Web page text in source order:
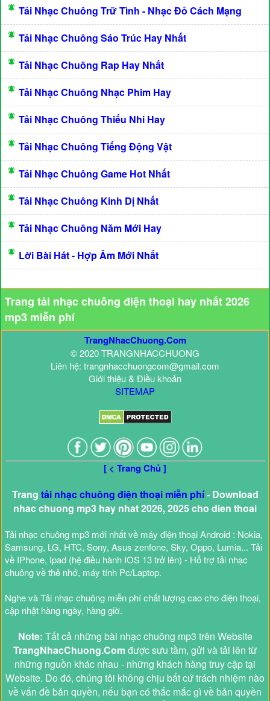
Tải Nhạc Chuông Trữ Tình - Nhạc Đỏ Cách Mạng
Tải Nhạc Chuông Sáo Trúc Hay Nhất
Tải Nhạc Chuông Rap Hay Nhất
Tải Nhạc Chuông Nhạc Phim Hay
Tải Nhạc Chuông Thiếu Nhi Hay
Tải Nhạc Chuông Tiếng Động Vật
Tải Nhạc Chuông Game Hot Nhất
Tải Nhạc Chuông Kinh Dị Nhất
Tải Nhạc Chuông Năm Mới Hay
Lời Bài Hát - Hợp Âm Mới Nhất
Trang tải nhạc chuông điện thoại hay nhất 2026
mp3 miễn phí
TrangNhacChuong.Com
© 2020 TRANGNHACCHUONG
Liên hệ: trangnhacchuongcom@gmail.com
Giới thiệu & Điều khoản
SITEMAP
[ < Trang Chủ ]
Trang tải nhạc chuông điện thoại miễn phí- Download
nhac chuong mp3 hay nhat 2026, 2025 cho dien thoai
Tải nhạc chuông mp3 mới nhất về máy điện thoại Android : Nokia,
Samsung, LG, HTC, Sony, Asus zenfone, Sky, Oppo, Lumia... Tải
về IPhone, Ipad (hệ điều hành IOS 13 trở lên) - Hỗ trợ tải nhạc
chuông về thẻ nhớ, máy tính Pc/Laptop.
Nghe và Tải nhạc chuông miễn phí chất lượng cao cho điện thoại,
cập nhật hàng ngày, hàng giờ.
Note: Tất cả những bài nhạc chuông mp3 trên Website
TrangNhacChuong.Comđược sưu tầm, gửi và tải lên từ
những nguồn khác nhau - những khách hàng truy cập tại
Website. Do đó, chúng tôi không chịu bất cứ trách nhiệm nào
về vấn đề bản quyền, nếu bạn có thắc mắc gì về bản quyền